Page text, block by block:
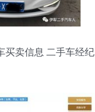
买卖信息 二手车经纪